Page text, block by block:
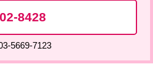
8428
5669-7123